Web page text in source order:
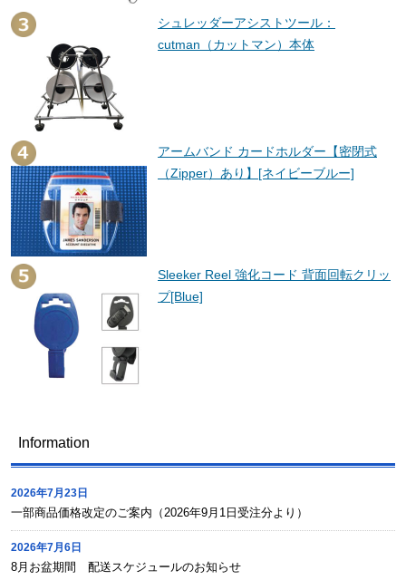
シュレッダーアシストツール：
cutman（カットマン）本体
アームバンド カードホルダー【密閉式
（Zipper）あり】[ネイビーブルー]
Sleeker Reel 強化コード 背面回転クリッ
プ[Blue]
Information
2026年7月23日
一部商品価格改定のご案内（2026年9月1日受注分より）
2026年7月6日
8月お盆期間 配送スケジュールのお知らせ